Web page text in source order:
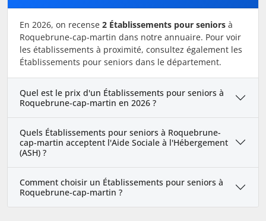
En 2026, on recense 2 Établissements pour seniors à
Roquebrune-cap-martin dans notre annuaire. Pour voir
les établissements à proximité, consultez également les
Établissements pour seniors dans le département.
Quel est le prix d'un Établissements pour seniors à
Roquebrune-cap-martin en 2026 ?
Quels Établissements pour seniors à Roquebrune-
cap-martin acceptent l'Aide Sociale à l'Hébergement
(ASH) ?
Comment choisir un Établissements pour seniors à
Roquebrune-cap-martin ?